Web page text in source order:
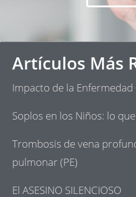
Artículos Más
Impacto de la
Soplos en los Niños: lo
Trombosis de vena
pulmonar (PE)
El ASESINO SILENCIOSO